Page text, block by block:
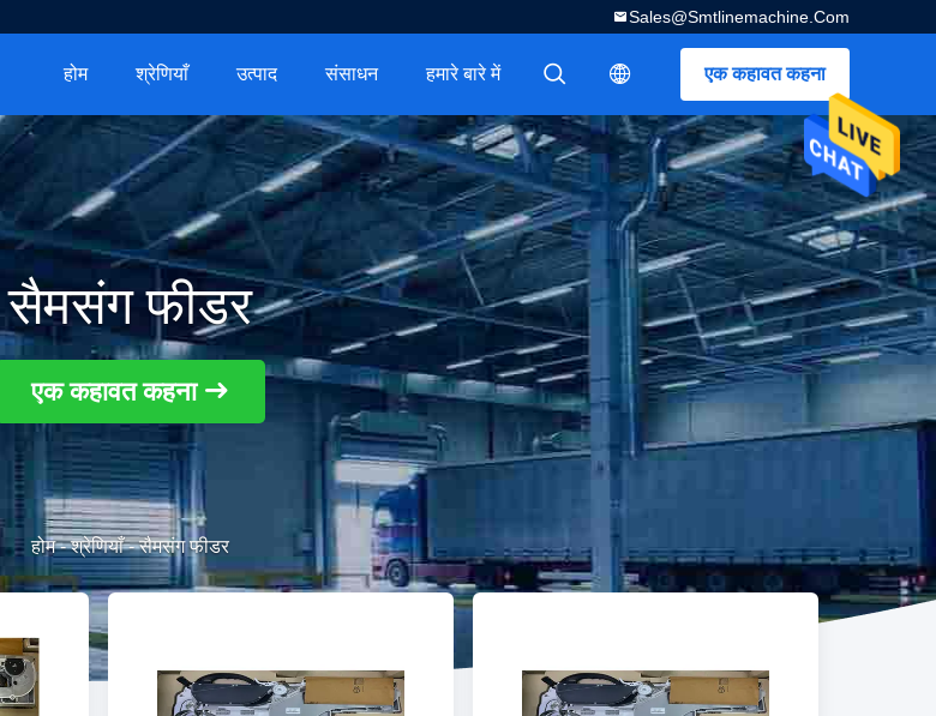
Sales@smtlinemachine.com
एक कहावत कहना
描述
描述
होम श्रेणियाँ उत्पाद संसाधन हमारे बारे में
सैमसंग फीडर
एक कहावत कहना
होम-श्रेणियाँ-सैमसंग फीडर